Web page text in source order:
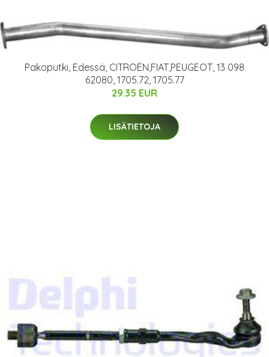
Pakoputki, Edessä, CITROËN,FIAT,PEUGEOT, 13 098
62080, 1705.72, 1705.77
29.35 EUR
LISÄTIETOJA